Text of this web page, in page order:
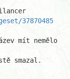
37870485
mít nemělo
smazal.